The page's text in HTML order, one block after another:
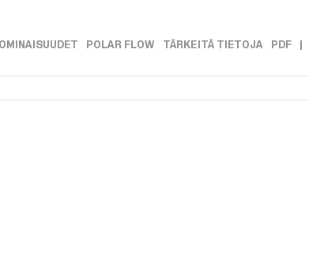
OMINAISUUDET» POLAR FLOW» TÄRKEITÄ TIETOJA» PDF